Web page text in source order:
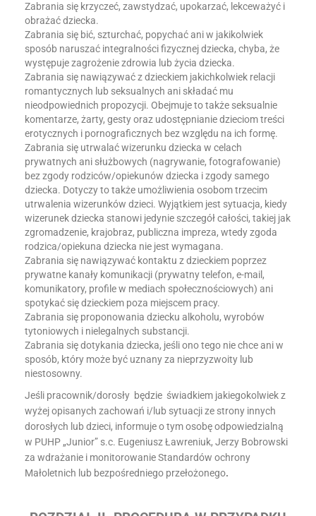
Zabrania się krzyczeć, zawstydzać, upokarzać, lekceważyć i
obrażać dziecka.
Zabrania się bić, szturchać, popychać ani w jakikolwiek
sposób naruszać integralności fizycznej dziecka, chyba, że
występuje zagrożenie zdrowia lub życia dziecka.
Zabrania się nawiązywać z dzieckiem jakichkolwiek relacji
romantycznych lub seksualnych ani składać mu
nieodpowiednich propozycji. Obejmuje to także seksualnie
komentarze, żarty, gesty oraz udostępnianie dzieciom treści
erotycznych i pornograficznych bez względu na ich formę.
Zabrania się utrwalać wizerunku dziecka w celach
prywatnych ani służbowych (nagrywanie, fotografowanie)
bez zgody rodziców/opiekunów dziecka i zgody samego
dziecka. Dotyczy to także umożliwienia osobom trzecim
utrwalenia wizerunków dzieci. Wyjątkiem jest sytuacja, kiedy
wizerunek dziecka stanowi jedynie szczegół całości, takiej jak
zgromadzenie, krajobraz, publiczna impreza, wtedy zgoda
rodzica/opiekuna dziecka nie jest wymagana.
Zabrania się nawiązywać kontaktu z dzieckiem poprzez
prywatne kanały komunikacji (prywatny telefon, e-mail,
komunikatory, profile w mediach społecznościowych) ani
spotykać się dzieckiem poza miejscem pracy.
Zabrania się proponowania dziecku alkoholu, wyrobów
tytoniowych i nielegalnych substancji.
Zabrania się dotykania dziecka, jeśli ono tego nie chce ani w
sposób, który może być uznany za nieprzyzwoity lub
niestosowny.
Jeśli pracownik/dorosły będzie świadkiem jakiegokolwiek z
wyżej opisanych zachowań i/lub sytuacji ze strony innych
dorosłych lub dzieci, informuje o tym osobę odpowiedzialną
w PUHP „Junior” s.c. Eugeniusz Ławreniuk, Jerzy Bobrowski
za wdrażanie i monitorowanie Standardów ochrony
Małoletnich lub bezpośredniego przełożonego.